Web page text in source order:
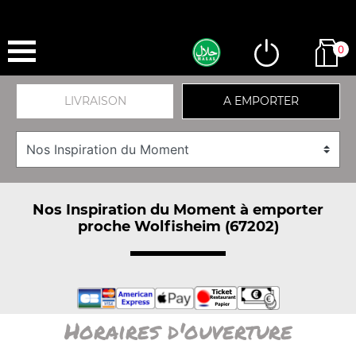
0
LIVRAISON A EMPORTER
Nos Inspiration du Moment à emporter
proche Wolfisheim (67202)
Horaires d'ouverture